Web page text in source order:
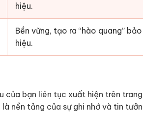
hiệu.
Bền vững, tạo ra “hào quang”
hiệu.
của bạn liên tục xuất hiện trên
nền tảng của sự ghi nhớ và tin